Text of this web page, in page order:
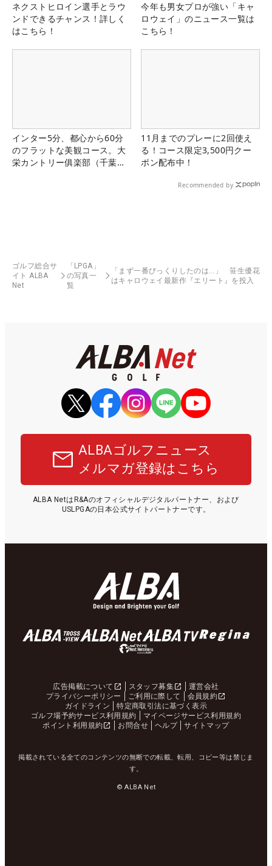
ネクストヒロイン選手とラウ
ンドできるチャンス！詳しく
はこちら！
今年も男女プロが強い「キャ
ロウェイ」のニュース一覧は
こちら！
インター5分、都心から60分
のフラットな美観コース。大
栄カントリー俱楽部（千葉
11月までのプレーに2回使え
る！コース限定3,500円クー
ポン配布中！
Recommended by
ゴルフ総合サ
イト ALBA
Net
「LPGA」
の写真一
覧
「まず一番びっくりしたのは…」 笹生優花
はキャロウェイ最新作『エリート』を投入
ALBAゴルフニュース
メルマガ登録はこちら
ALBA NetはR&Aのオフィシャルデジタルパートナー、および
USLPGAの日本公式サイトパートナーです。
広告掲載について スタッフ募集
運営会社
プライバシーポリシー
ご利用に際して
会員規約
ガイドライン
特定商取引法に基づく表示
ゴルフ場予約サービス利用規約
マイページサービス利用規約
ポイント利用規約
お問合せ ヘルプ サイトマップ
掲載されている全てのコンテンツの無断での転載、転用、コピー等は禁じま
す。
© ALBA Net